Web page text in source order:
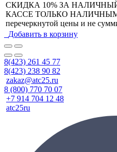
СКИДКА 10% ЗА
КАССЕ ТОЛЬКО
перечеркнутой цены и не
Добавить в корзину
8(423) 261 45 77
8(423) 238 90 82
zakaz@atc25.ru
8 (800) 770 70 07
+7 914 704 12 48
atc25ru